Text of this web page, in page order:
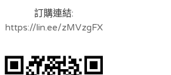
訂購連結:
https://lin.ee/zMVzgFX